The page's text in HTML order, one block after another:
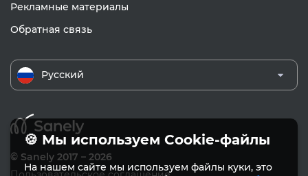
Рекламные материалы
Обратная связь
Русский
© Sanely 2017 – 2026
🍪 Мы используем Cookie-файлы
На нашем сайте мы используем файлы куки, это